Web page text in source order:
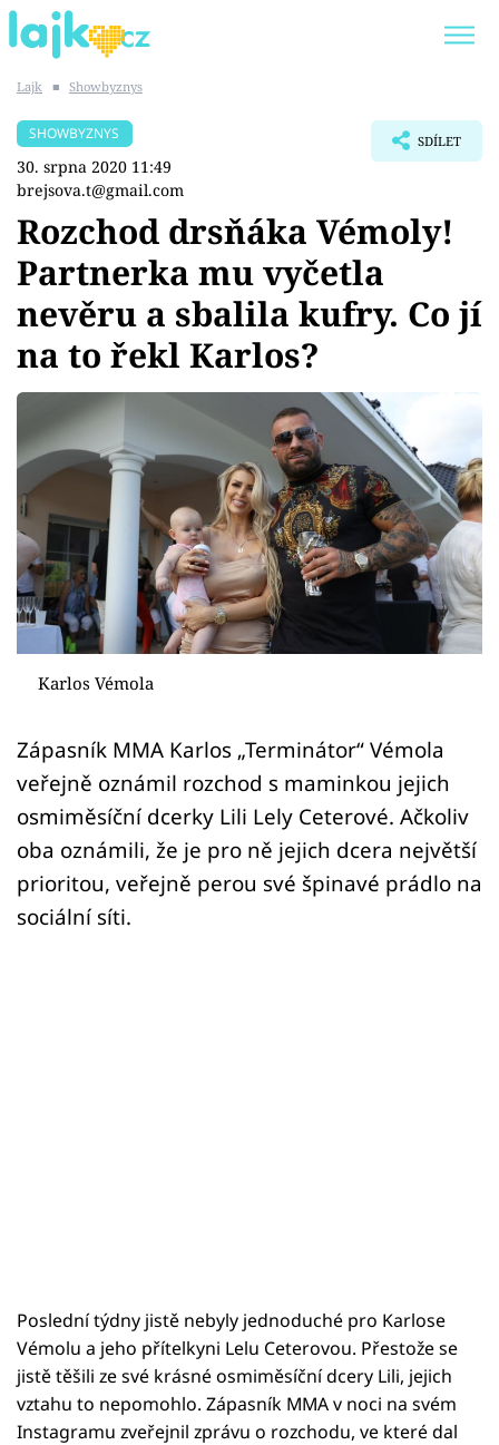
SHOPAHOLICADEL
Témata
Showbyznys
Youtubeři
Virály
Sex a vztahy
Videa
Sledujte prima+
Přihlášení
Sledujte nás
Lajk ■ Showbyznys
SHOWBYZNYS
30. srpna 2020 11:49
brejsova.t@gmail.com
SDÍLET
Rozchod drsňáka Vémoly!
Partnerka mu vyčetla
nevěru a sbalila kufry. Co jí
na to řekl Karlos?
Karlos Vémola
Zápasník MMA Karlos „Terminátor“ Vémola
veřejně oznámil rozchod s maminkou jejich
osmiměsíční dcerky Lili Lely Ceterové. Ačkoliv
oba oznámili, že je pro ně jejich dcera největší
prioritou, veřejně perou své špinavé prádlo na
sociální síti.
Poslední týdny jistě nebyly jednoduché pro Karlose
Vémolu a jeho přítelkyni Lelu Ceterovou. Přestože se
jistě těšili ze své krásné osmiměsíční dcery Lili, jejich
vztahu to nepomohlo. Zápasník MMA v noci na svém
Instagramu zveřejnil zprávu o rozchodu, ve které dal